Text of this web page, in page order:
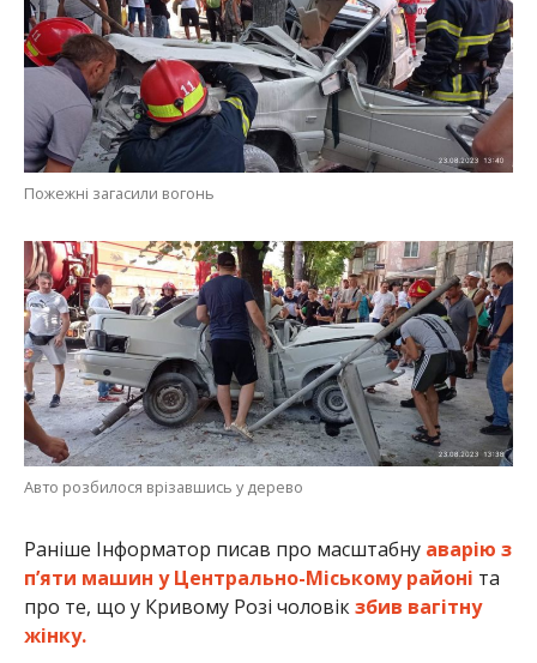
Пожежні загасили вогонь
Авто розбилося врізавшись у дерево
Раніше Інформатор писав про масштабну аварію з
п’яти машин у Центрально-Міському районі та
про те, що у Кривому Розі чоловікзбив вагітну
жінку.